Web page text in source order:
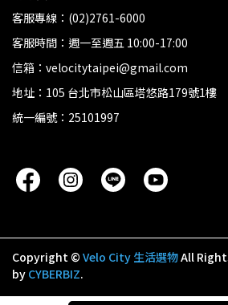
客服專線：(02)2761-6000
客服時間：週一至週五 10:00-17:00
信箱：velocitytaipei@gmail.com
地址：105 台北市松山區塔悠路179號1樓
統一編號：25101997
Copyright © Velo City 生活選物All
by CYBERBIZ.